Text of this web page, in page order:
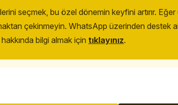
seçmek, bu özel dönemin keyfini artırır.
çekinmeyin. WhatsApp üzerinden destek
bilgi almak için tıklayınız.